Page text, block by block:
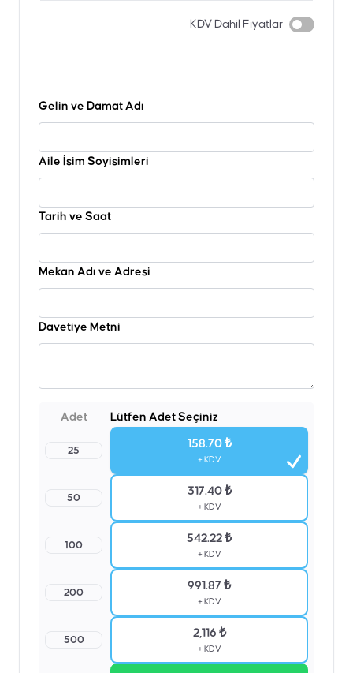
KDV Dahil Fiyatlar
Gelin ve Damat Adı
Aile İsim Soyisimleri
Tarih ve Saat
Mekan Adı ve Adresi
Davetiye Metni
Adet Lütfen Adet Seçiniz
25
158.70 ₺
+ KDV
50
317.40 ₺
+ KDV
100
542.22 ₺
+ KDV
200
991.87 ₺
+ KDV
500
2,116 ₺
+ KDV